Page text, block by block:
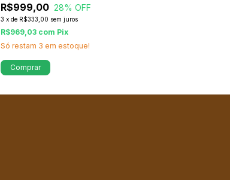
R$999,00 28% OFF
3 x de R$333,00 sem juros
R$969,03 com Pix
Só restam 3 em estoque!
Comprar